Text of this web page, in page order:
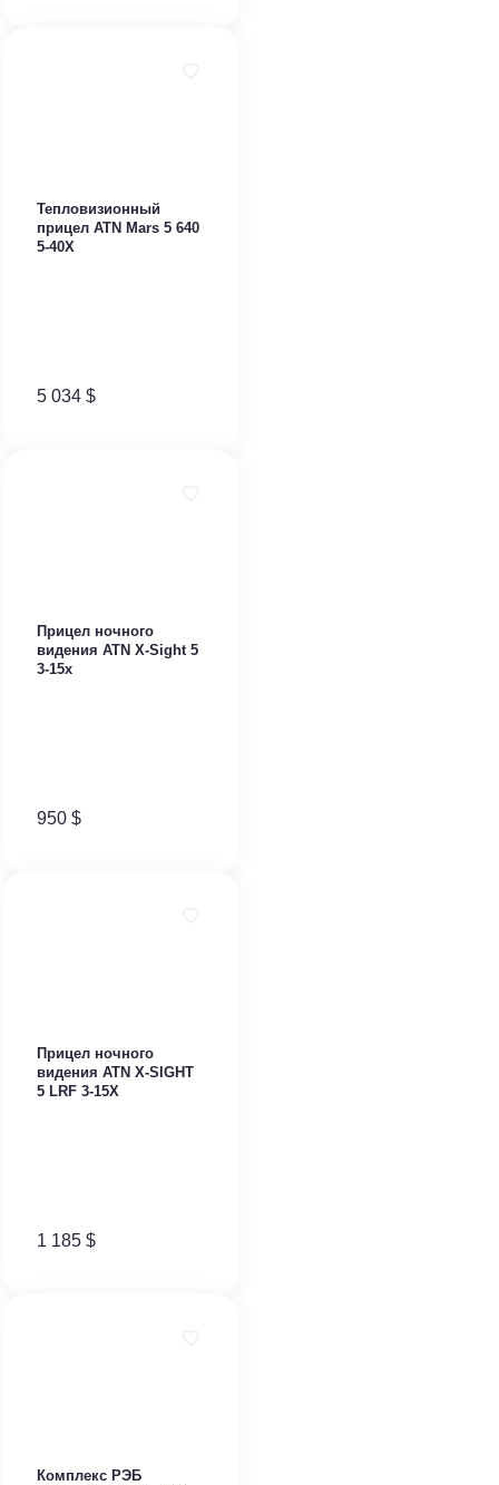
Тепловизионный
прицел ATN Mars 5 640
5-40X
5 034 $
Прицел ночного
видения ATN X-Sight 5
3-15x
950 $
Прицел ночного
видения ATN X-SIGHT
5 LRF 3-15X
1 185 $
Комплекс РЭБ